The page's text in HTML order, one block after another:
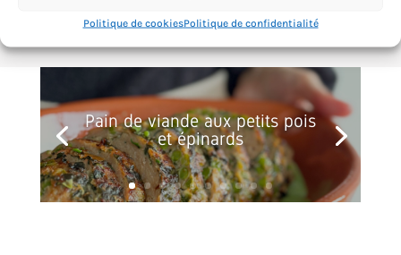
Politique de cookiesPolitique de confidentialité